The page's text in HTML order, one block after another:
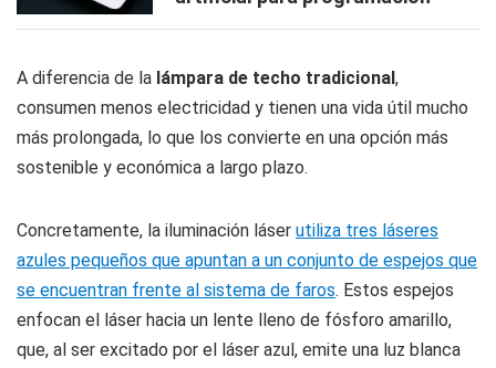
A diferencia de la lámpara de techo tradicional,
consumen menos electricidad y tienen una vida útil mucho
más prolongada, lo que los convierte en una opción más
sostenible y económica a largo plazo.
Concretamente, la iluminación láser utiliza tres láseres
azules pequeños que apuntan a un conjunto de espejos que
se encuentran frente al sistema de faros. Estos espejos
enfocan el láser hacia un lente lleno de fósforo amarillo,
que, al ser excitado por el láser azul, emite una luz blanca